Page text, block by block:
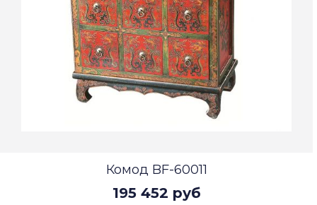
Комод BF-60011
195 452 руб